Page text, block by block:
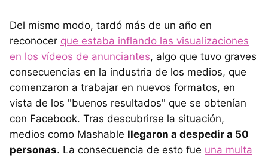
Del mismo modo, tardó más de un año en
reconocer que estaba inflando las visualizaciones
en los vídeos de anunciantes, algo que tuvo graves
consecuencias en la industria de los medios, que
comenzaron a trabajar en nuevos formatos, en
vista de los "buenos resultados" que se obtenían
con Facebook. Tras descubrirse la situación,
medios como Mashable llegaron a despedir a 50
personas. La consecuencia de esto fue una multa